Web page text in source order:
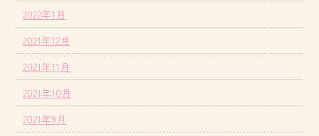
2022年1月
2021年12月
2021年11月
2021年10月
2021年9月